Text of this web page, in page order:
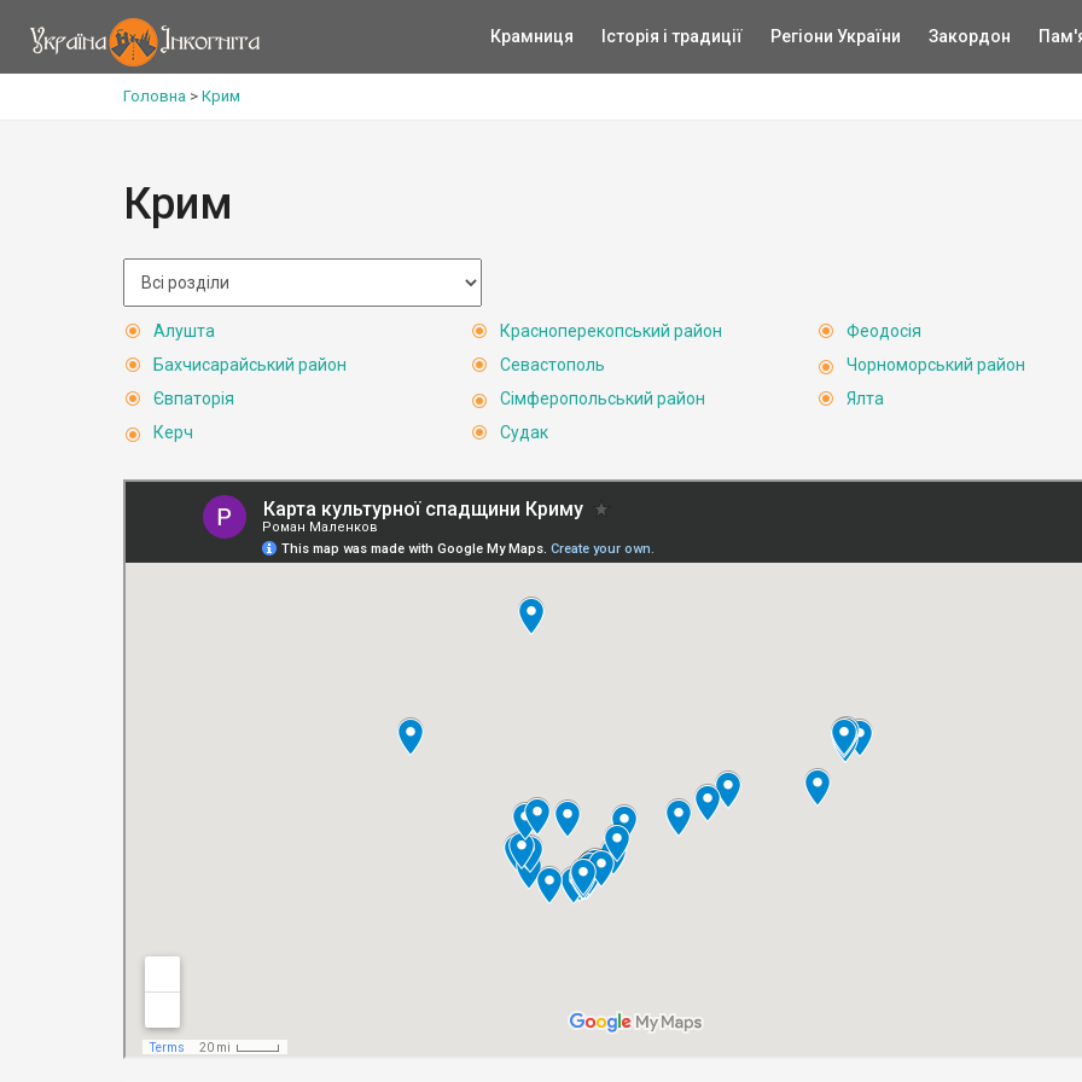
Крамниця Історія і традиції Регіони України Закордон
Головна > Крим
Крим
Алушта
Бахчисарайський район
Євпаторія
Керч
Красноперекопський район
Севастополь
Сімферопольський район
Судак
Феодосія
Чорноморський район
Ялта